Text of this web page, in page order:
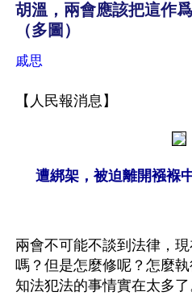
胡溫，兩會應該把這作
（多圖）
戚思
【人民報消息】
遭綁架，被迫離開襁褓
兩會不可能不談到法律，
嗎？但是怎麼修呢？怎麼
知法犯法的事情實在太多了